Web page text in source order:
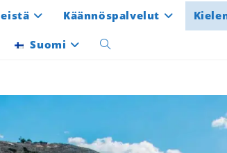
Käännöspalvelut
Suomi Toggle